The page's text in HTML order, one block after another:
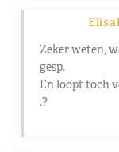
Zeker weten,
gesp.
En loopt toch
.?